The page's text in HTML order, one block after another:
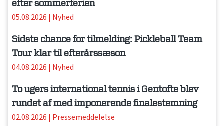
efter sommerferien
05.08.2026 | Nyhed
Sidste chance for tilmelding: Pickleball Team
Tour klar til efterårssæson
04.08.2026 | Nyhed
To ugers international tennis i Gentofte blev
rundet af med imponerende finalestemning
02.08.2026 | Pressemeddelelse